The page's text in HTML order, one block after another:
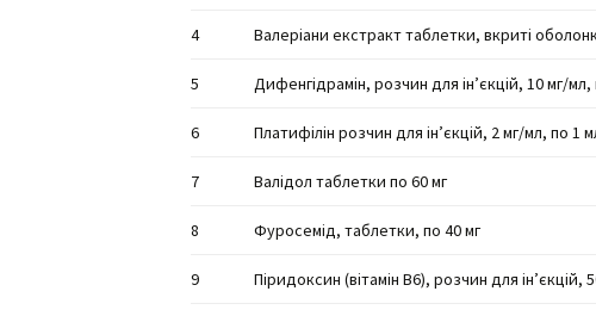
4 Валеріани екстракт таблетки, вкриті
5 Дифенгідрамін, розчин для ін’єкцій, 10 мг/мл,
6 Платифілін розчин для ін’єкцій, 2 мг/мл, по 1
7 Валідол таблетки по 60 мг
8 Фуросемід, таблетки, по 40 мг
9 Піридоксин (вітамін В6), розчин для ін’єкцій,